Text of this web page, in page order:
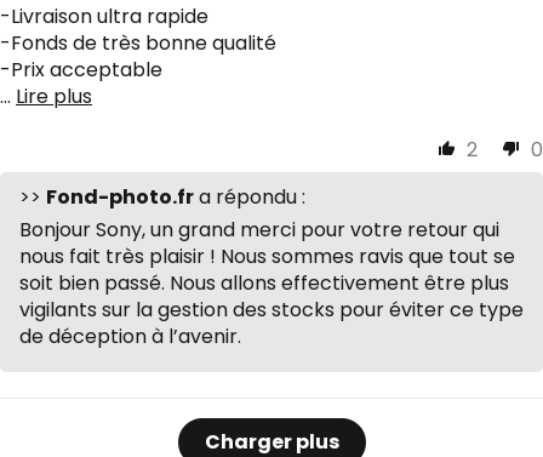
-Livraison ultra rapide
-Fonds de très bonne qualité
-Prix acceptable
... Lire plus
2
0
>> Fond-photo.fra répondu :
Bonjour Sony, un grand merci pour votre retour qui
nous fait très plaisir ! Nous sommes ravis que tout se
soit bien passé. Nous allons effectivement être plus
vigilants sur la gestion des stocks pour éviter ce type
de déception à l’avenir.
Charger plus